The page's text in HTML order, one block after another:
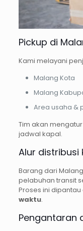
Pickup di
Kami melayani
Malang Kota
Malang
Area usaha &
Tim akan
jadwal kapal.
Alur distribusi
Barang dari
pelabuhan transit
Proses ini
waktu.
Pengantaran